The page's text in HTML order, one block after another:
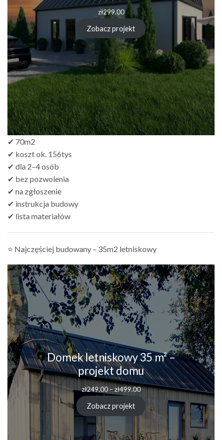
zł299.00
Zobacz projekt
✔ 70m2
✔ koszt ok. 156tys
✔ dla 2–4 osób
✔ bez pozwolenia
✔ na zgłoszenie
✔ instrukcja budowy
✔ lista materiałów
⭐ Najczęściej budowany – 35m2 letniskowy
Domek letniskowy 35 m² –
projekt domu
zł249.00 – zł499.00Zakres
zł249.00
zł499.00
Zobacz projekt